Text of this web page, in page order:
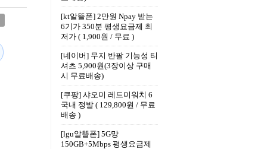
[kt알뜰폰] 2만원 Npay 받는
6기가 350분 평생요금제 최
저가 ( 1,900원 / 무료 )
[네이버] 무지 반팔 기능성 티
셔츠 5,900원(3장이상 구매
시 무료배송)
[쿠팡] 샤오미 레드미워치 6
국내 정발 ( 129,800원 / 무료
배송 )
[lgu알뜰폰] 5G망
150GB+5Mbps 평생요금제